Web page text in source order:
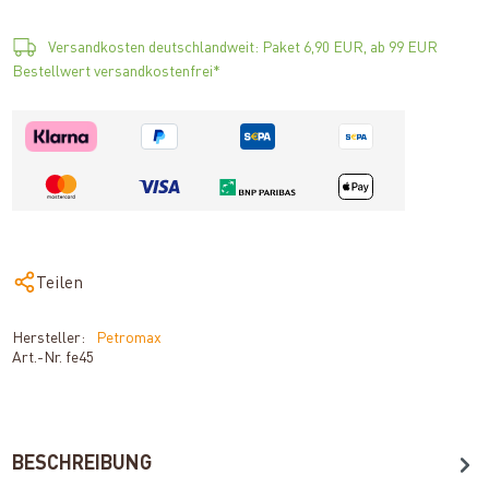
Versandkosten deutschlandweit: Paket 6,90 EUR, ab 99 EUR
Bestellwert versandkostenfrei*
Teilen
Hersteller:
Petromax
Art.-Nr. fe45
BESCHREIBUNG